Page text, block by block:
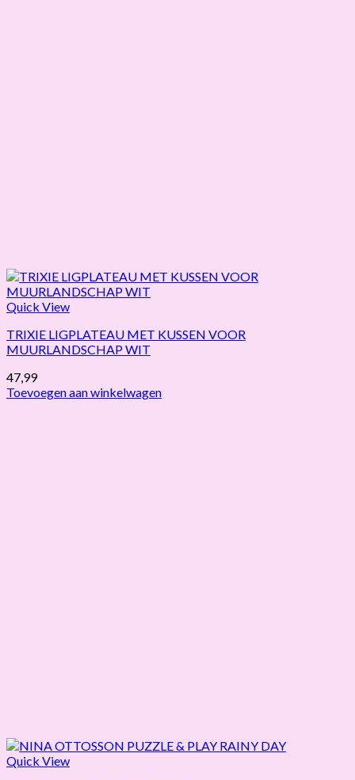
Quick View
TRIXIE LIGPLATEAU MET KUSSEN VOOR
MUURLANDSCHAP WIT
47,99
Toevoegen aan winkelwagen
Quick View